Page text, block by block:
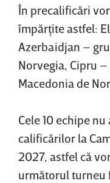
În precalificări
împărţite astfel:
Azerbaidjan –
Norvegia, Cipru
Macedonia de
Cele 10 echipe
calificărilor la
2027, astfel că
următorul turneu